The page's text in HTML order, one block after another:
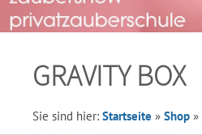
GRAVITY BOX
Sie sind hier: Startseite » Shop »